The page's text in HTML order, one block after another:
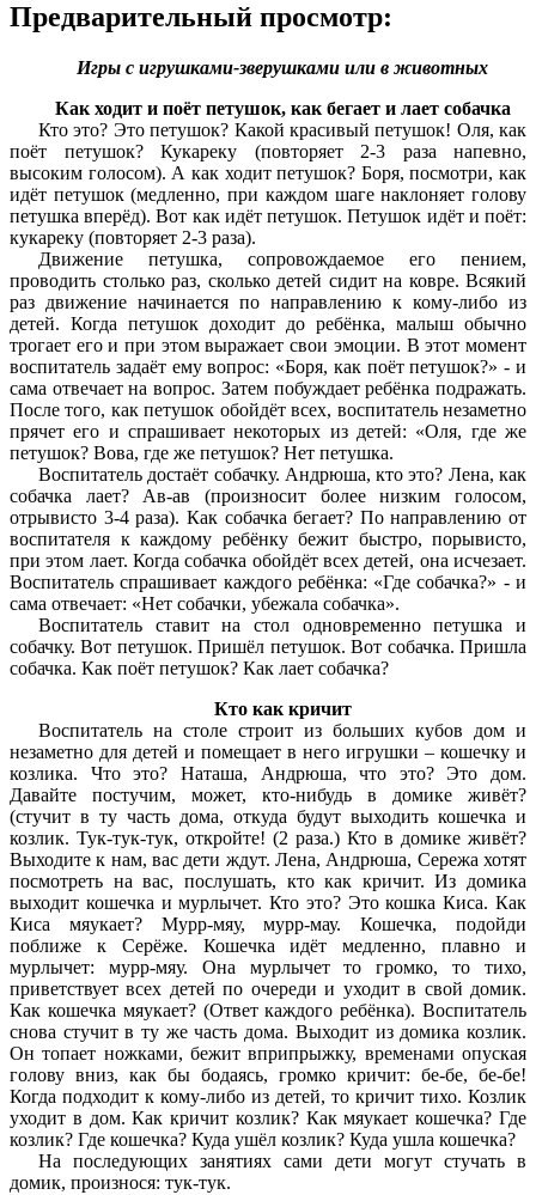
Предварительный просмотр:
Игры с игрушками-зверушками или в животных
Как ходит и поёт петушок, как бегает и лает собачка
Кто это? Это петушок? Какой красивый петушок! Оля, как
поёт петушок? Кукареку (повторяет 2-3 раза напевно,
высоким голосом). А как ходит петушок? Боря, посмотри, как
идёт петушок (медленно, при каждом шаге наклоняет голову
петушка вперёд). Вот как идёт петушок. Петушок идёт и поёт:
кукареку (повторяет 2-3 раза).
Движение петушка, сопровождаемое его пением,
проводить столько раз, сколько детей сидит на ковре. Всякий
раз движение начинается по направлению к кому-либо из
детей. Когда петушок доходит до ребёнка, малыш обычно
трогает его и при этом выражает свои эмоции. В этот момент
воспитатель задаёт ему вопрос: «Боря, как поёт петушок?» - и
сама отвечает на вопрос. Затем побуждает ребёнка подражать.
После того, как петушок обойдёт всех, воспитатель незаметно
прячет его и спрашивает некоторых из детей: «Оля, где же
петушок? Вова, где же петушок? Нет петушка.
Воспитатель достаёт собачку. Андрюша, кто это? Лена, как
собачка лает? Ав-ав (произносит более низким голосом,
отрывисто 3-4 раза). Как собачка бегает? По направлению от
воспитателя к каждому ребёнку бежит быстро, порывисто,
при этом лает. Когда собачка обойдёт всех детей, она исчезает.
Воспитатель спрашивает каждого ребёнка: «Где собачка?» - и
сама отвечает: «Нет собачки, убежала собачка».
Воспитатель ставит на стол одновременно петушка и
собачку. Вот петушок. Пришёл петушок. Вот собачка. Пришла
собачка. Как поёт петушок? Как лает собачка?
Кто как кричит
Воспитатель на столе строит из больших кубов дом и
незаметно для детей и помещает в него игрушки – кошечку и
козлика. Что это? Наташа, Андрюша, что это? Это дом.
Давайте постучим, может, кто-нибудь в домике живёт?
(стучит в ту часть дома, откуда будут выходить кошечка и
козлик. Тук-тук-тук, откройте! (2 раза.) Кто в домике живёт?
Выходите к нам, вас дети ждут. Лена, Андрюша, Сережа хотят
посмотреть на вас, послушать, кто как кричит. Из домика
выходит кошечка и мурлычет. Кто это? Это кошка Киса. Как
Киса мяукает? Мурр-мяу, мурр-мау. Кошечка, подойди
поближе к Серёже. Кошечка идёт медленно, плавно и
мурлычет: мурр-мяу. Она мурлычет то громко, то тихо,
приветствует всех детей по очереди и уходит в свой домик.
Как кошечка мяукает? (Ответ каждого ребёнка). Воспитатель
снова стучит в ту же часть дома. Выходит из домика козлик.
Он топает ножками, бежит вприпрыжку, временами опуская
голову вниз, как бы бодаясь, громко кричит: бе-бе, бе-бе!
Когда подходит к кому-либо из детей, то кричит тихо. Козлик
уходит в дом. Как кричит козлик? Как мяукает кошечка? Где
козлик? Где кошечка? Куда ушёл козлик? Куда ушла кошечка?
На последующих занятиях сами дети могут стучать в
домик, произнося: тук-тук.